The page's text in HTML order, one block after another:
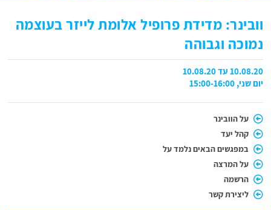
וובינר: מדידת פרופיל אלומת לייזר בעוצמה
נמוכה וגבוהה
10.08.20 עד 10.08.20
יום שני, 15:00-16:00
על הוובינר
קהל יעד
במפגשים הבאים נלמד על
על המרצה
הרשמה
ליצירת קשר